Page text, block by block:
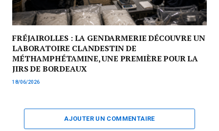
FRÉJAIROLLES : LA GENDARMERIE DÉCOUVRE UN
LABORATOIRE CLANDESTIN DE
MÉTHAMPHÉTAMINE, UNE PREMIÈRE POUR LA
JIRS DE BORDEAUX
18/06/2026
AJOUTER UN COMMENTAIRE